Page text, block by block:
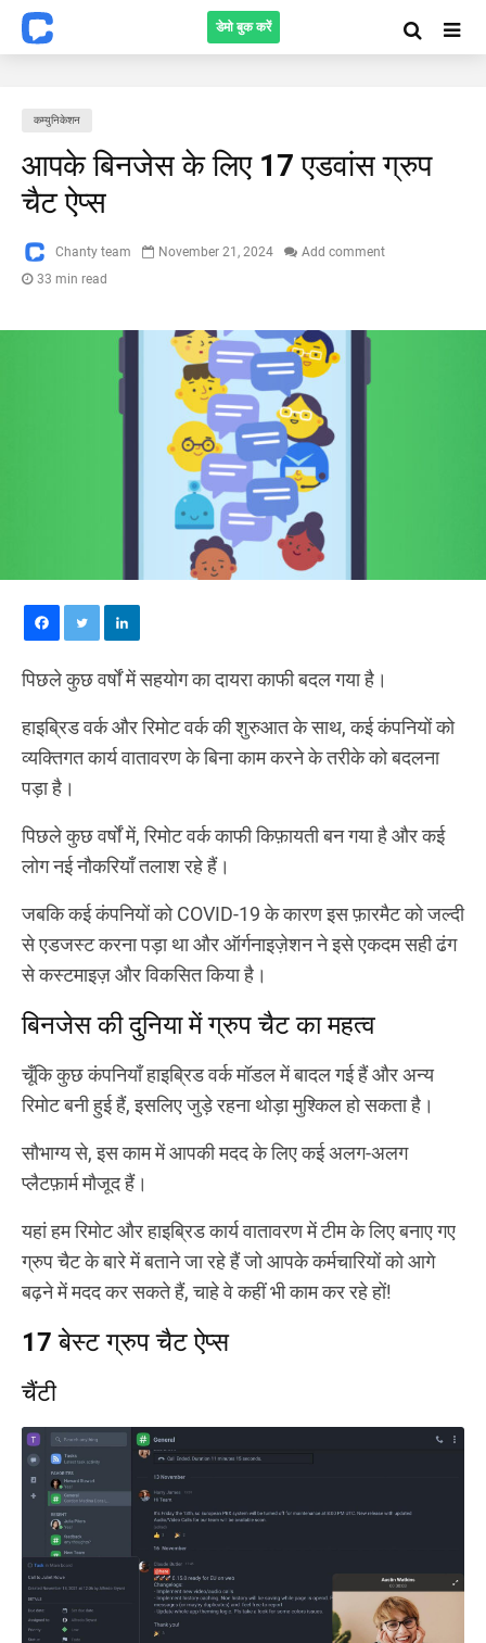
डेमो बुक करें
कम्युनिकेशन
आपके बिनजेस के लिए 17 एडवांस ग्रुप
चैट ऐप्स
Chanty team November 21, 2024
Add comment
33 min read
पिछले कुछ वर्षों में सहयोग का दायरा काफी बदल गया है।
हाइब्रिड वर्क और रिमोट वर्क की शुरुआत के साथ, कई कंपनियों को
व्यक्तिगत कार्य वातावरण के बिना काम करने के तरीके को बदलना
पड़ा है।
पिछले कुछ वर्षों में, रिमोट वर्क काफी किफ़ायती बन गया है और कई
लोग नई नौकरियाँ तलाश रहे हैं।
जबकि कई कंपनियों को COVID-19 के कारण इस फ़ारमैट को जल्दी
से एडजस्ट करना पड़ा था और ऑर्गनाइज़ेशन ने इसे एकदम सही ढंग
से कस्टमाइज़ और विकसित किया है।
बिनजेस की दुनिया में ग्रुप चैट का महत्व
चूँकि कुछ कंपनियाँ हाइब्रिड वर्क मॉडल में बादल गई हैं और अन्य
रिमोट बनी हुई हैं, इसलिए जुड़े रहना थोड़ा मुश्किल हो सकता है।
सौभाग्य से, इस काम में आपकी मदद के लिए कई अलग-अलग
प्लैटफ़ार्म मौजूद हैं।
यहां हम रिमोट और हाइब्रिड कार्य वातावरण में टीम के लिए बनाए गए
ग्रुप चैट के बारे में बताने जा रहे हैं जो आपके कर्मचारियों को आगे
बढ़ने में मदद कर सकते हैं, चाहे वे कहीं भी काम कर रहे हों!
17 बेस्ट ग्रुप चैट ऐप्स
चैंटी